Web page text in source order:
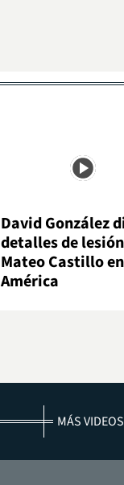
David González
detalles de
Mateo Castillo en
América
MÁS VIDEOS